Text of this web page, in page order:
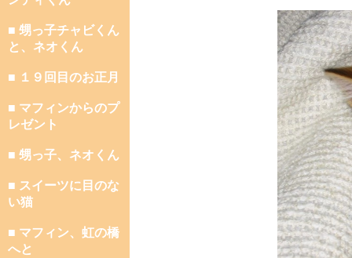
■ 甥っ子チャビくん
と、ネオくん
■ １９回目のお正月
■ マフィンからのプ
レゼント
■ 甥っ子、ネオくん
■ スイーツに目のな
い猫
■ マフィン、虹の橋
へと